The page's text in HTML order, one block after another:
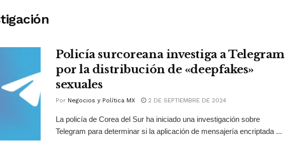
Policía surcoreana investiga a Telegram
por la distribución de «deepfakes»
sexuales
Por Negocios y Política MX 2 DE SEPTIEMBRE DE 2024
La policía de Corea del Sur ha iniciado una investigación sobre
Telegram para determinar si la aplicación de mensajería encriptada ...